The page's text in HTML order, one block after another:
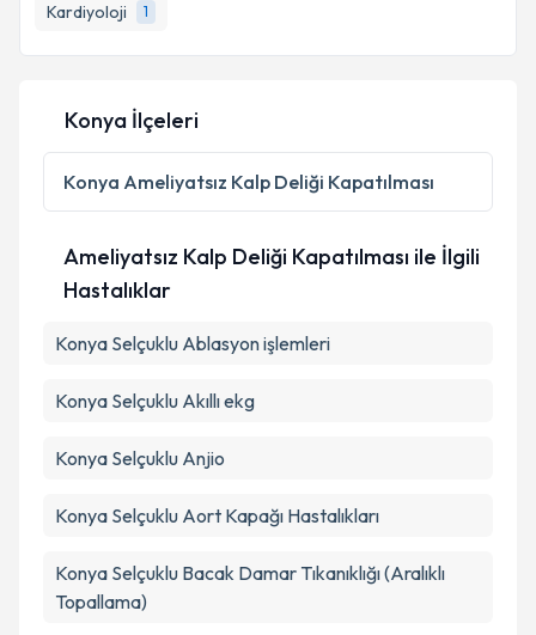
Kardiyoloji
1
Konya İlçeleri
Konya Ameliyatsız Kalp Deliği Kapatılması
Ameliyatsız Kalp Deliği Kapatılması ile İlgili
Hastalıklar
Konya Selçuklu Ablasyon işlemleri
Konya Selçuklu Akıllı ekg
Konya Selçuklu Anjio
Konya Selçuklu Aort Kapağı Hastalıkları
Konya Selçuklu Bacak Damar Tıkanıklığı (Aralıklı
Topallama)